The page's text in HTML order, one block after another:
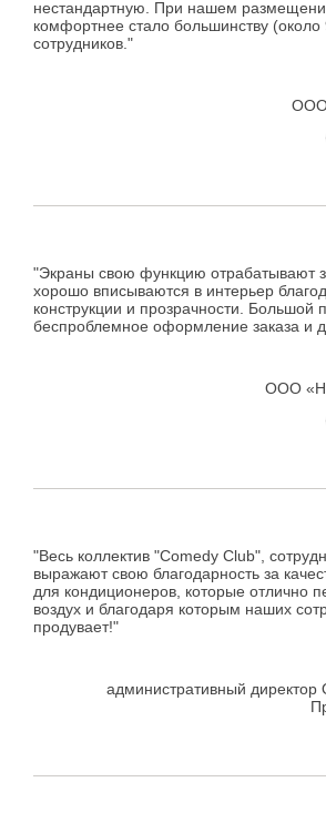
нестандартную. При нашем
комфортнее стало большинству (около
сотрудников."
ООО
"Экраны свою функцию отрабатывают
хорошо вписываются в интерьер
конструкции и прозрачности. Большой
беспроблемное оформление заказа и
ООО
"Весь коллектив "Comedy Club",
выражают свою благодарность за
для кондиционеров, которые отлично
воздух и благодаря которым наших
продувает!"
административный